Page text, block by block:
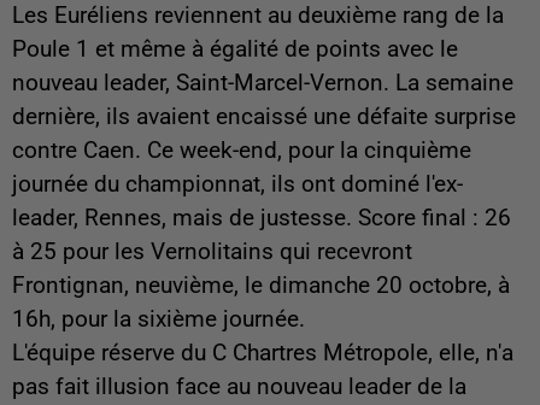
Les Euréliens reviennent au deuxième rang de la
Poule 1 et même à égalité de points avec le
nouveau leader, Saint-Marcel-Vernon. La semaine
dernière, ils avaient encaissé une défaite surprise
contre Caen. Ce week-end, pour la cinquième
journée du championnat, ils ont dominé l'ex-
leader, Rennes, mais de justesse. Score final : 26
à 25 pour les Vernolitains qui recevront
Frontignan, neuvième, le dimanche 20 octobre, à
16h, pour la sixième journée.
L'équipe réserve du C Chartres Métropole, elle, n'a
pas fait illusion face au nouveau leader de la